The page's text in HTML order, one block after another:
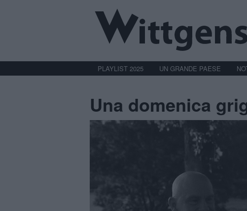
PLAYLIST 2025 UN GRANDE PAESE
Una domenica